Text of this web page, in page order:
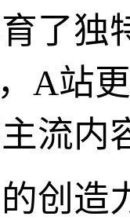
了独
A站
流内
创造